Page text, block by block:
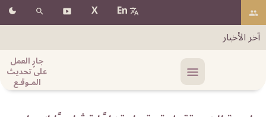
En
X
آخر الأخبار
جارٍ العمل
على تحديث
المـوقـع